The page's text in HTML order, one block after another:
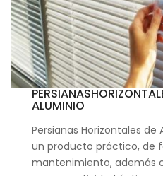
ALUMINIO
Persianas Horizontales de
un producto práctico, de
mantenimiento, además